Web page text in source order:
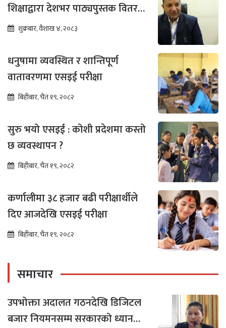
शिक्षाद्वारा देशभर पाठ्यपुस्तक वितरण
तीव्रशुक्रबार, वैशाख ४, २०८३
धनुषामा व्यवस्थित र शान्तिपूर्ण
वातावरणमा एसइई परीक्षा
बिहीबार, चैत १९, २०८२
सुरु भयो एसइई : कोशी प्रदेशमा कस्तो
छ व्यवस्थापन ?
बिहीबार, चैत १९, २०८२
कर्णालीमा ३८ हजार बढी परीक्षार्थीले
दिए आजदेखि एसइई परीक्षा
बिहीबार, चैत १९, २०८२
समाचार
उपभोक्ता अदालत गठनदेखि डिजिटल
बजार नियमनसम्म सरकारको ध्यान